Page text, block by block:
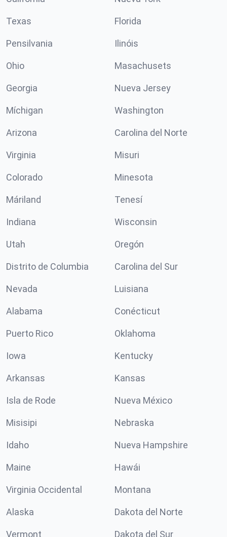
Texas Florida
Pensilvania Ilinóis
Ohio Masachusets
Georgia Nueva Jersey
Míchigan Washington
Arizona Carolina del Norte
Virginia Misuri
Colorado Minesota
Máriland Tenesí
Indiana Wisconsin
Utah Oregón
Distrito de Columbia Carolina del Sur
Nevada Luisiana
Alabama Conécticut
Puerto Rico Oklahoma
Iowa Kentucky
Arkansas Kansas
Isla de Rode Nueva México
Misisipi Nebraska
Idaho Nueva Hampshire
Maine Hawái
Virginia Occidental Montana
Alaska Dakota del Norte
Vermont Dakota del Sur